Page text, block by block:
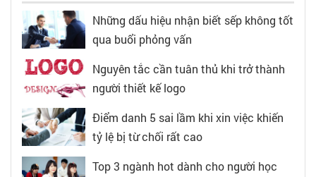
Những dấu hiệu nhận biết sếp không tốt
qua buổi phỏng vấn
Nguyên tắc cần tuân thủ khi trở thành
người thiết kế logo
Điểm danh 5 sai lầm khi xin việc khiến
tỷ lệ bị từ chối rất cao
Top 3 ngành hot dành cho người học